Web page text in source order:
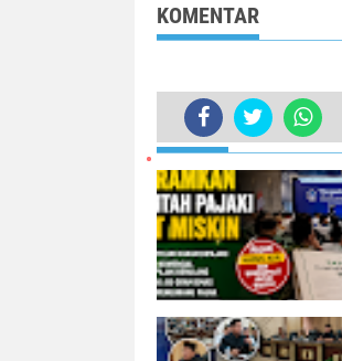
KOMENTAR
H-2 Ketua DPD
TERKINI